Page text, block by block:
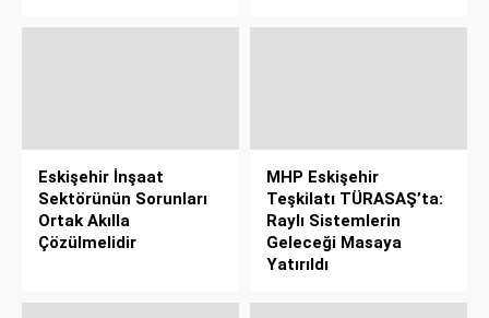
Eskişehir İnşaat
Sektörünün Sorunları
Ortak Akılla
Çözülmelidir
MHP Eskişehir
Teşkilatı TÜRASAŞ’ta:
Raylı Sistemlerin
Geleceği Masaya
Yatırıldı